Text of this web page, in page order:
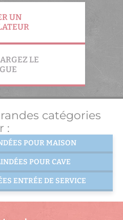
UN
LE
catégories
:
POUR MAISON
POUR CAVE
ENTRÉE DE SERVICE